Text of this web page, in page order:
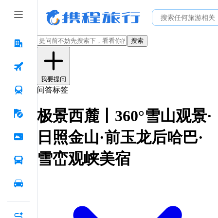
搜索
我要提问
问答标签
极景西麓丨360°雪山观景·
日照金山·前玉龙后哈巴·
雪峦观峡美宿